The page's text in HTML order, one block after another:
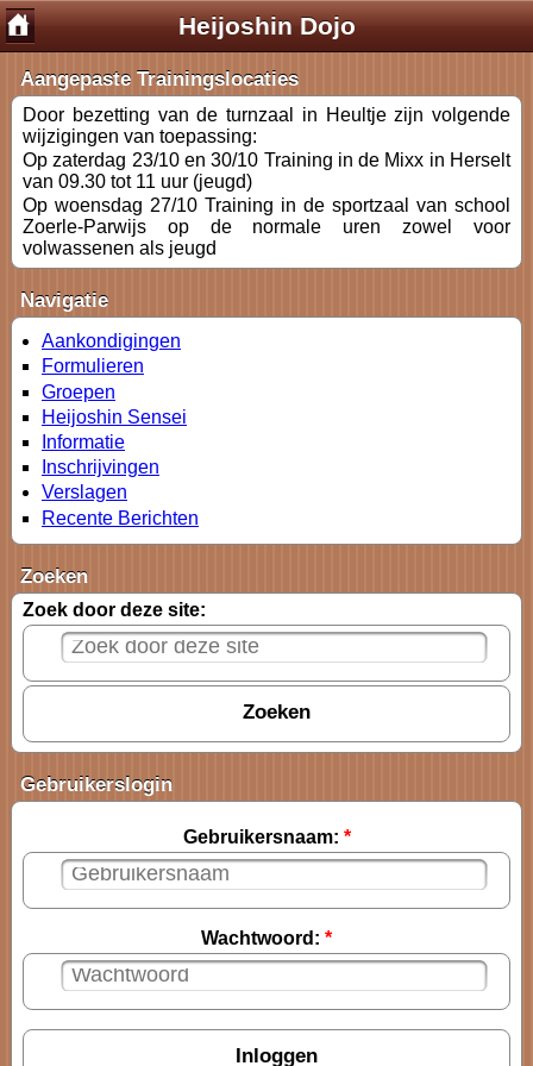
Heijoshin Dojo
Aangepaste Trainingslocaties
Door bezetting van de turnzaal in Heultje zijn volgende
wijzigingen van toepassing:
Op zaterdag 23/10 en 30/10 Training in de Mixx in Herselt
van 09.30 tot 11 uur (jeugd)
Op woensdag 27/10 Training in de sportzaal van school
Zoerle-Parwijs op de normale uren zowel voor
volwassenen als jeugd
Navigatie
Aankondigingen
Formulieren
Groepen
Heijoshin Sensei
Informatie
Inschrijvingen
Verslagen
Recente Berichten
Zoeken
Zoek door deze site:
Gebruikerslogin
Gebruikersnaam: *
Wachtwoord: *